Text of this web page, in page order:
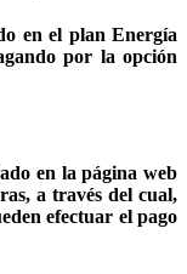
en el plan Energía
por la opción
en la página web
a través del cual,
efectuar el pago